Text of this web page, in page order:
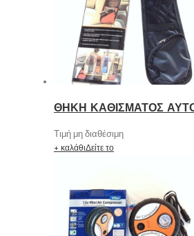
ΘΗΚΗ ΚΑΘΙΣΜΑΤΟΣ
Τιμή μη διαθέσιμη
+ καλάθιΔείτε το